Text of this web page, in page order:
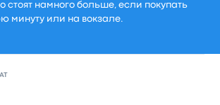
стоят намного больше, если покупать
минуту или на вокзале.